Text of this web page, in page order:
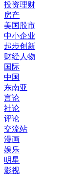
投资理财
房产
美国股市
中小企业
起步创新
财经人物
国际
中国
东南亚
言论
社论
评论
交流站
漫画
娱乐
明星
影视